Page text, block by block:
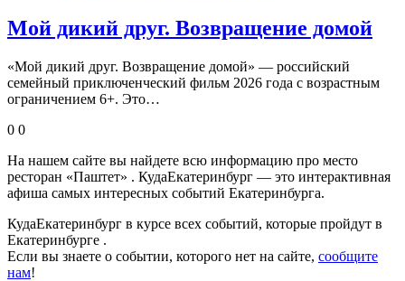
Мой дикий друг. Возвращение домой
«Мой дикий друг. Возвращение домой» — российский
семейный приключенческий фильм 2026 года с возрастным
ограничением 6+. Это…
0 0
На нашем сайте вы найдете всю информацию про место
ресторан «Паштет» . КудаЕкатеринбург — это интерактивная
афиша самых интересных событий Екатеринбурга.
КудаЕкатеринбург в курсе всех событий, которые пройдут в
Екатеринбурге .
Если вы знаете о событии, которого нет на сайте, сообщите
нам!